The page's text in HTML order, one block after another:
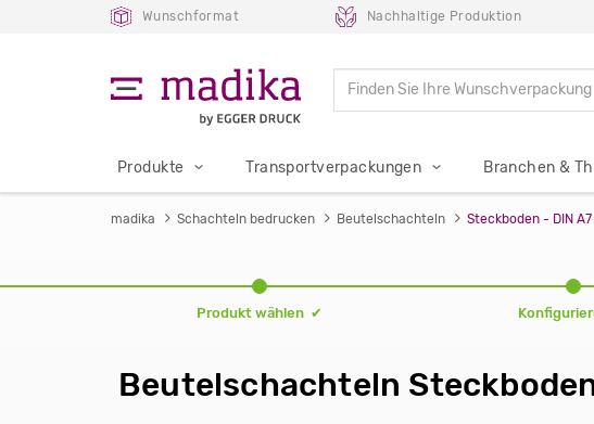
Wunschformat Nachhaltige Produktion
Produkte Transportverpackungen Branchen &
madika Schachteln bedrucken Beutelschachteln Steckboden - DIN
Produkt wählen ✔
Beutelschachteln